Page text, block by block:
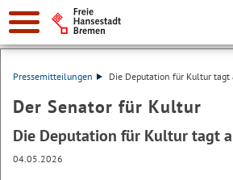
Suche:
Pressemitteilungen Die Deputation für Kultur tagt
Der Senator für Kultur
Die Deputation für Kultur tagt
04.05.2026